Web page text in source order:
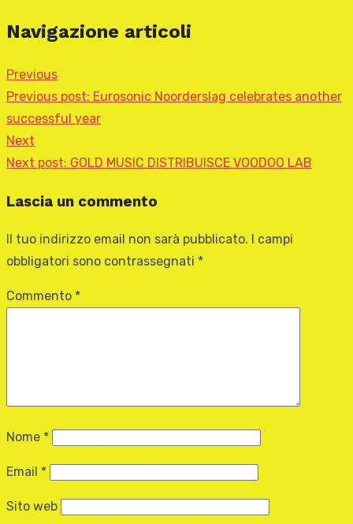
Navigazione articoli
Previous
Previous post: Eurosonic Noorderslag celebrates another
successful year
Next
Next post: GOLD MUSIC DISTRIBUISCE VOODOO LAB
Lascia un commento
Il tuo indirizzo email non sarà pubblicato.
I campi
obbligatori sono contrassegnati *
Commento *
Nome *
Email *
Sito web